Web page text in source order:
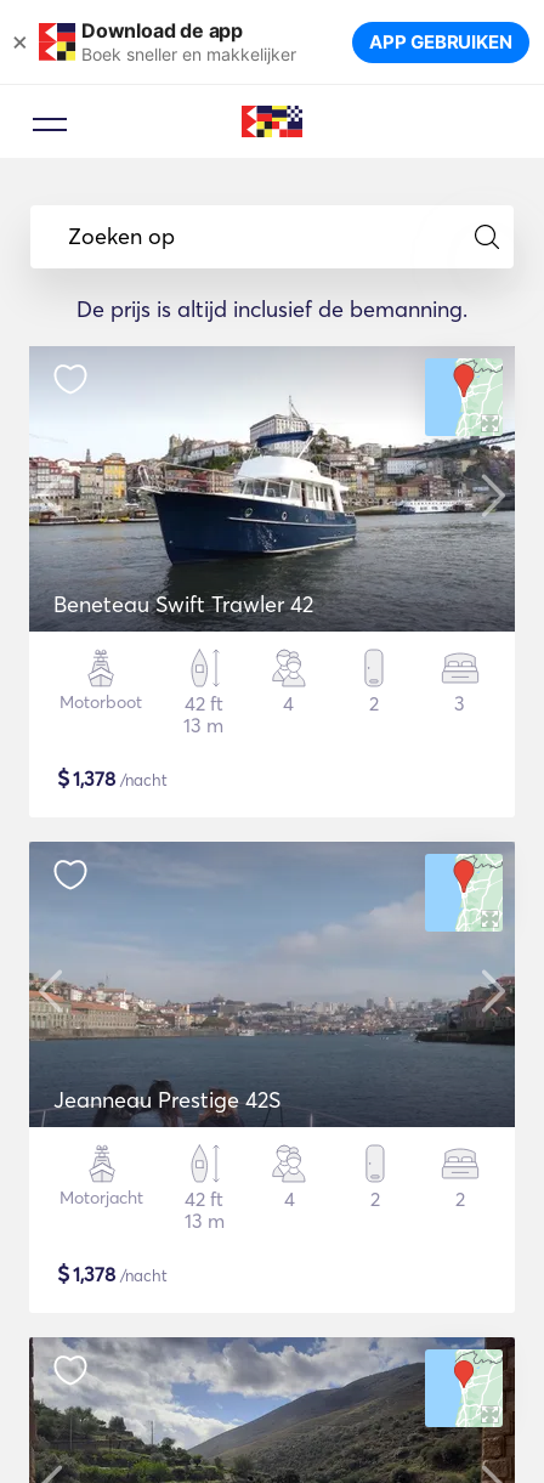
× Download de app
Boek sneller en makkelijker APP GEBRUIKEN
Zoeken op
De prijs is altijd inclusief de bemanning.
Beneteau Swift Trawler 42
Motorboot
42 ft
13 m
4 2 3
$1,378 /nacht
Jeanneau Prestige 42S
Motorjacht
42 ft
13 m
4 2 2
$1,378 /nacht